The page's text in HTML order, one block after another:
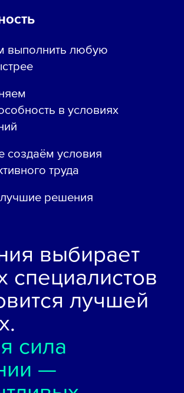
любую
в условиях
создаём условия
труда
решения
выбирает
специалистов
лучшей
сила
—